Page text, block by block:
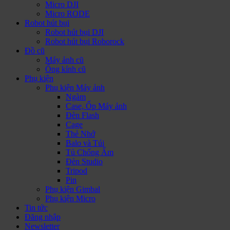
Micro DJI
Micro RODE
Robot hút bụi
Robot hút bụi DJI
Robot hút bụi Roborock
Đồ cũ
Máy ảnh cũ
Ống kính cũ
Phụ kiện
Phụ kiện Máy ảnh
Ngàm
Case, Ốp Máy ảnh
Đèn Flash
Cage
Thẻ Nhớ
Balo và Túi
Tủ Chống Ẩm
Đèn Studio
Tripod
Pin
Phụ kiện Gimbal
Phụ kiện Micro
Tin tức
Đăng nhập
Newsletter